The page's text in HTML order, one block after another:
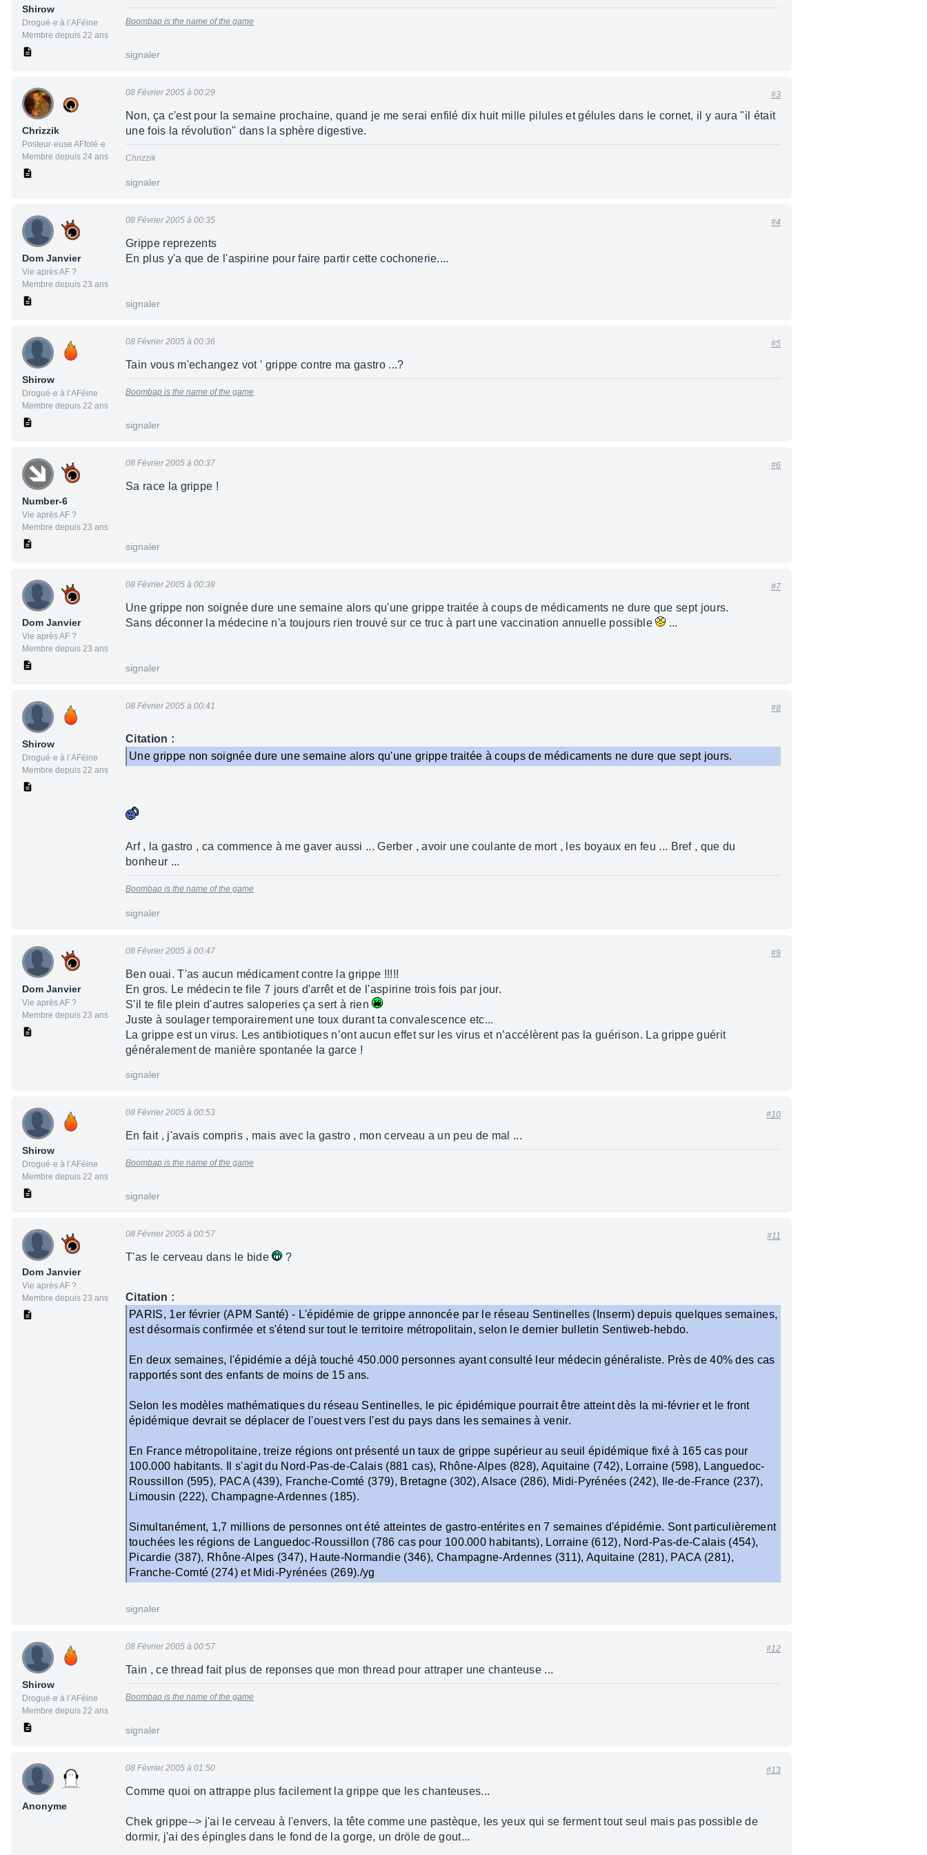
Shirow
Drogué·e à l’AFéine
Membre depuis 22 ans
Boombap is the name of the game
signaler
Chrizzik
Posteur·euse AFfolé·e
Membre depuis 24 ans
08 Février 2005 à 00:29 #3
Non, ça c'est pour la semaine prochaine, quand je me serai enfilé dix huit mille pilules et gélules dans le cornet, il y aura "il était
une fois la révolution" dans la sphère digestive.
Chrizzik
signaler
Dom Janvier
Vie après AF ?
Membre depuis 23 ans
08 Février 2005 à 00:35 #4
Grippe reprezents
En plus y'a que de l'aspirine pour faire partir cette cochonerie....
signaler
Shirow
Drogué·e à l’AFéine
Membre depuis 22 ans
08 Février 2005 à 00:36 #5
Tain vous m'echangez vot ' grippe contre ma gastro ...?
Boombap is the name of the game
signaler
Number-6
Vie après AF ?
Membre depuis 23 ans
08 Février 2005 à 00:37 #6
Sa race la grippe !
signaler
Dom Janvier
Vie après AF ?
Membre depuis 23 ans
08 Février 2005 à 00:38 #7
Une grippe non soignée dure une semaine alors qu'une grippe traitée à coups de médicaments ne dure que sept jours.
Sans déconner la médecine n'a toujours rien trouvé sur ce truc à part une vaccination annuelle possible
...
signaler
Shirow
Drogué·e à l’AFéine
Membre depuis 22 ans
08 Février 2005 à 00:41 #8
Citation :
Une grippe non soignée dure une semaine alors qu'une grippe traitée à coups de médicaments ne dure que sept jours.
Arf , la gastro , ca commence à me gaver aussi ... Gerber , avoir une coulante de mort , les boyaux en feu ... Bref , que du
bonheur ...
Boombap is the name of the game
signaler
Dom Janvier
Vie après AF ?
Membre depuis 23 ans
08 Février 2005 à 00:47 #9
Ben ouai. T'as aucun médicament contre la grippe !!!!!
En gros. Le médecin te file 7 jours d'arrêt et de l'aspirine trois fois par jour.
S'il te file plein d'autres saloperies ça sert à rien
Juste à soulager temporairement une toux durant ta convalescence etc...
La grippe est un virus. Les antibiotiques n’ont aucun effet sur les virus et n’accélèrent pas la guérison. La grippe guérit
généralement de manière spontanée la garce !
signaler
Shirow
Drogué·e à l’AFéine
Membre depuis 22 ans
08 Février 2005 à 00:53 #10
En fait , j'avais compris , mais avec la gastro , mon cerveau a un peu de mal ...
Boombap is the name of the game
signaler
Dom Janvier
Vie après AF ?
Membre depuis 23 ans
08 Février 2005 à 00:57 #11
T'as le cerveau dans le bide ?
Citation :
PARIS, 1er février (APM Santé) - L'épidémie de grippe annoncée par le réseau Sentinelles (Inserm) depuis quelques semaines,
est désormais confirmée et s'étend sur tout le territoire métropolitain, selon le dernier bulletin Sentiweb-hebdo.
En deux semaines, l'épidémie a déjà touché 450.000 personnes ayant consulté leur médecin généraliste. Près de 40% des cas
rapportés sont des enfants de moins de 15 ans.
Selon les modèles mathématiques du réseau Sentinelles, le pic épidémique pourrait être atteint dès la mi-février et le front
épidémique devrait se déplacer de l'ouest vers l'est du pays dans les semaines à venir.
En France métropolitaine, treize régions ont présenté un taux de grippe supérieur au seuil épidémique fixé à 165 cas pour
100.000 habitants. Il s'agit du Nord-Pas-de-Calais (881 cas), Rhône-Alpes (828), Aquitaine (742), Lorraine (598), Languedoc-
Roussillon (595), PACA (439), Franche-Comté (379), Bretagne (302), Alsace (286), Midi-Pyrénées (242), Ile-de-France (237),
Limousin (222), Champagne-Ardennes (185).
Simultanément, 1,7 millions de personnes ont été atteintes de gastro-entérites en 7 semaines d'épidémie. Sont particulièrement
touchées les régions de Languedoc-Roussillon (786 cas pour 100.000 habitants), Lorraine (612), Nord-Pas-de-Calais (454),
Picardie (387), Rhône-Alpes (347), Haute-Normandie (346), Champagne-Ardennes (311), Aquitaine (281), PACA (281),
Franche-Comté (274) et Midi-Pyrénées (269)./yg
signaler
Shirow
Drogué·e à l’AFéine
Membre depuis 22 ans
08 Février 2005 à 00:57 #12
Tain , ce thread fait plus de reponses que mon thread pour attraper une chanteuse ...
Boombap is the name of the game
signaler
Anonyme
08 Février 2005 à 01:50 #13
Comme quoi on attrappe plus facilement la grippe que les chanteuses...
Chek grippe--> j'ai le cerveau à l'envers, la tête comme une pastèque, les yeux qui se ferment tout seul mais pas possible de
dormir, j'ai des épingles dans le fond de la gorge, un dröle de gout...